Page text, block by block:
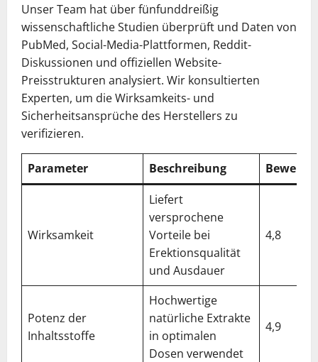
Unser Team hat über fünfunddreißig
wissenschaftliche Studien überprüft und Daten von
PubMed, Social-Media-Plattformen, Reddit-
Diskussionen und offiziellen Website-
Preisstrukturen analysiert. Wir konsultierten
Experten, um die Wirksamkeits- und
Sicherheitsansprüche des Herstellers zu
verifizieren.
Parameter Beschreibung
Wirksamkeit
Liefert
versprochene
Vorteile bei
Erektionsqualität
und Ausdauer
4,8
Potenz der
Inhaltsstoffe
Hochwertige
natürliche Extrakte
in optimalen
Dosen verwendet
4,9